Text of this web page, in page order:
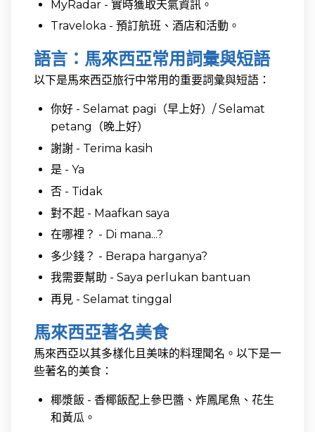
MyRadar - 實時獲取天氣資訊。
Traveloka - 預訂航班、酒店和活動。
語言：馬來西亞常用詞彙與短語
以下是馬來西亞旅行中常用的重要詞彙與短語：
你好 - Selamat pagi（早上好）/ Selamat
petang（晚上好）
謝謝 - Terima kasih
是 - Ya
否 - Tidak
對不起 - Maafkan saya
在哪裡？ - Di mana...?
多少錢？ - Berapa harganya?
我需要幫助 - Saya perlukan bantuan
再見 - Selamat tinggal
馬來西亞著名美食
馬來西亞以其多樣化且美味的料理聞名。以下是一
些著名的美食：
椰漿飯 - 香椰飯配上參巴醬、炸鳳尾魚、花生
和黃瓜。